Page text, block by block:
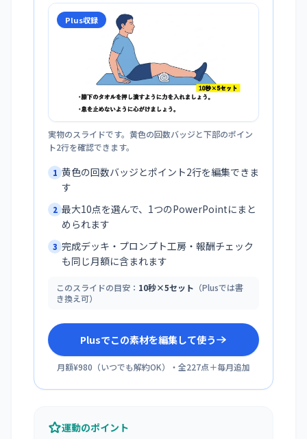
Plus収録
実物のスライドです。黄色の回数バッジと下部のポイン
ト2行を確認できます。
1 黄色の回数バッジとポイント2行を編集できま
す
2 最大10点を選んで、1つのPowerPointにまと
められます
3 完成デッキ・プロンプト工房・報酬チェック
も同じ月額に含まれます
このスライドの目安： 10秒×5セット （Plusでは書
き換え可）
Plusでこの素材を編集して使う
月額¥980 （いつでも解約OK）・全227点＋毎月追加
運動のポイント